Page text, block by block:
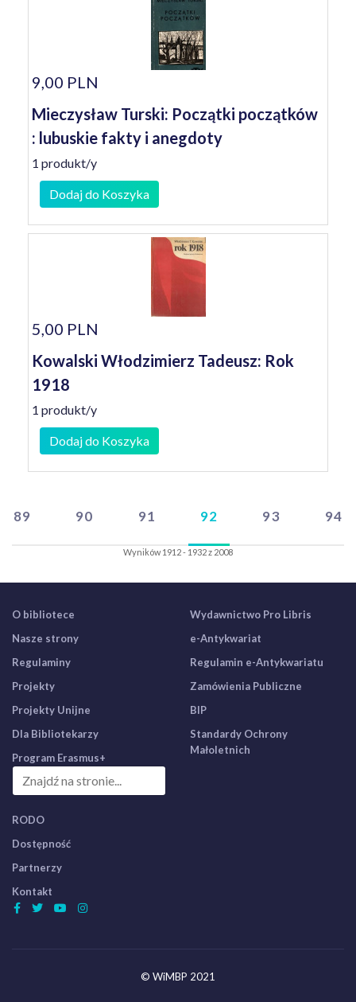
9,00 PLN
Mieczysław Turski: Początki początków
: lubuskie fakty i anegdoty
1 produkt/y
Dodaj do Koszyka
5,00 PLN
Kowalski Włodzimierz Tadeusz: Rok
1918
1 produkt/y
Dodaj do Koszyka
89 90 91 92 93 94
Wyników 1912 - 1932 z 2008
O bibliotece
Nasze strony
Regulaminy
Projekty
Projekty Unijne
Dla Bibliotekarzy
Program Erasmus+
Wydawnictwo Pro Libris
e-Antykwariat
Regulamin e-Antykwariatu
Zamówienia Publiczne
BIP
Standardy Ochrony
Małoletnich
RODO
Dostępność
Partnerzy
Kontakt
© WiMBP 2021